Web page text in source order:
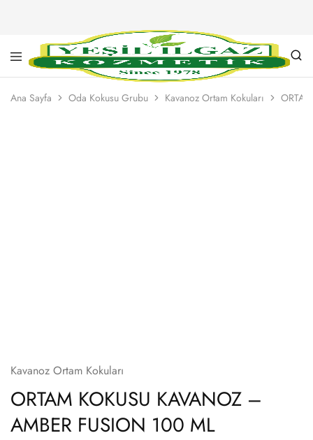
Ilgaz
Kozmetik
Asırlık
Kalite
Ana Sayfa Oda Kokusu Grubu Kavanoz Ortam Kokuları
Kavanoz Ortam Kokuları
ORTAM KOKUSU KAVANOZ –
AMBER FUSION 100 ML